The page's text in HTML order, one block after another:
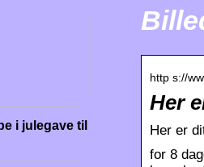
http s://
Her
Her er
for 8
i julegave til